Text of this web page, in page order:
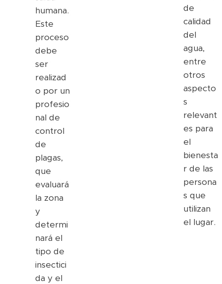
humana.
Este
proceso
debe
ser
realizad
o por un
profesio
nal de
control
de
plagas,
que
evaluará
la zona
y
determi
nará el
tipo de
insectici
da y el
de
calidad
del
agua,
entre
otros
aspecto
s
relevant
es para
el
bienesta
r de las
persona
s que
utilizan
el lugar.